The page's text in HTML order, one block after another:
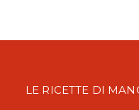
LE RICETTE DI